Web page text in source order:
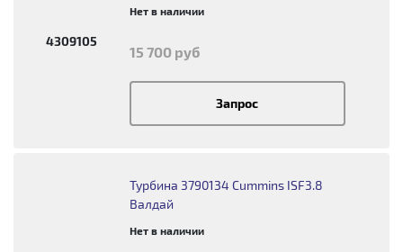
4309105
Нет в наличии
15 700 руб
Запрос
Турбина 3790134 Cummins ISF3.8
Валдай
Нет в наличии